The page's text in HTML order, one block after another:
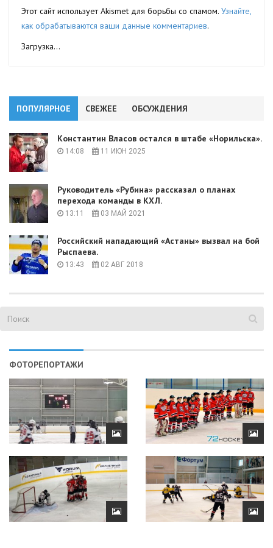
Этот сайт использует Akismet для борьбы со спамом. Узнайте,
как обрабатываются ваши данные комментариев.
Загрузка...
ПОПУЛЯРНОЕ СВЕЖЕЕ ОБСУЖДЕНИЯ
Константин Власов остался в штабе «Норильска».
14:08 11 ИЮН 2025
Руководитель «Рубина» рассказал о планах
перехода команды в КХЛ.
13:11 03 МАЙ 2021
Российский нападающий «Астаны» вызвал на бой
Рыспаева.
13:43 02 АВГ 2018
ФОТОРЕПОРТАЖИ